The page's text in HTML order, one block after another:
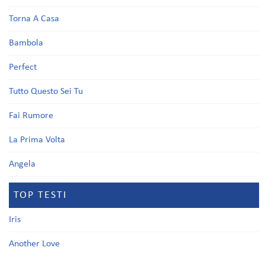
Torna A Casa
Bambola
Perfect
Tutto Questo Sei Tu
Fai Rumore
La Prima Volta
Angela
TOP TESTI
Iris
Another Love